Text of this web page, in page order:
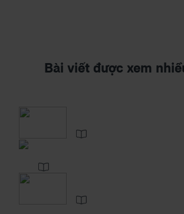
Bài viết được xem